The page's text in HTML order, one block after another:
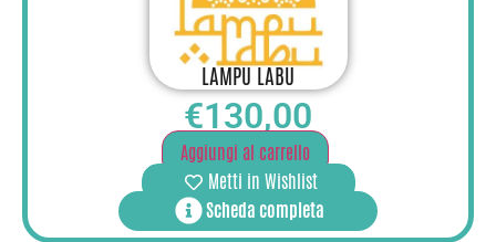
LAMPU LABU
€130,00
Aggiungi al carrello
Metti in Wishlist
Scheda completa